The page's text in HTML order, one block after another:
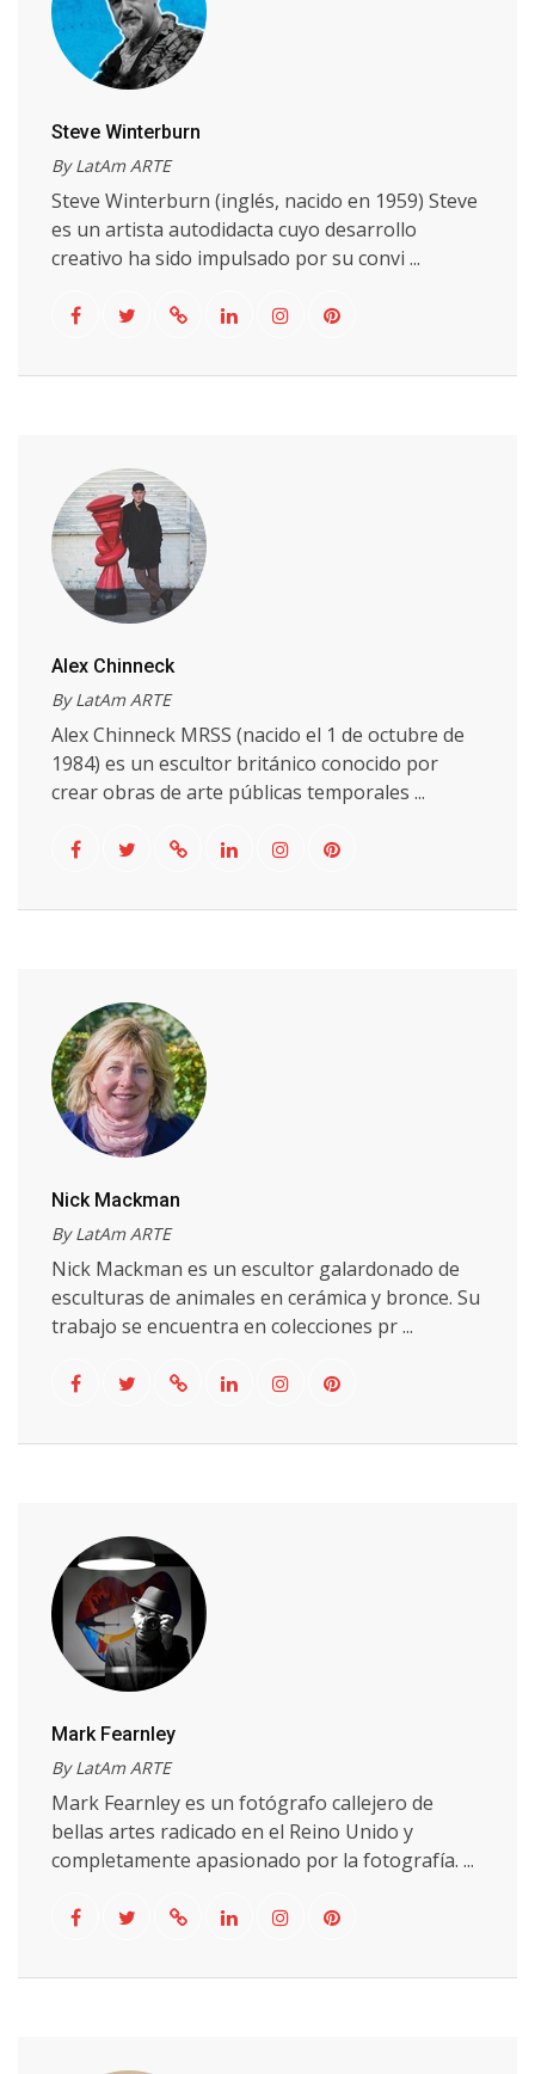
Steve Winterburn
By LatAm ARTE
Steve Winterburn (inglés, nacido en 1959) Steve
es un artista autodidacta cuyo desarrollo
creativo ha sido impulsado por su convi ...
Alex Chinneck
By LatAm ARTE
Alex Chinneck MRSS (nacido el 1 de octubre de
1984) es un escultor británico conocido por
crear obras de arte públicas temporales ...
Nick Mackman
By LatAm ARTE
Nick Mackman es un escultor galardonado de
esculturas de animales en cerámica y bronce. Su
trabajo se encuentra en colecciones pr ...
Mark Fearnley
By LatAm ARTE
Mark Fearnley es un fotógrafo callejero de
bellas artes radicado en el Reino Unido y
completamente apasionado por la fotografía. ...